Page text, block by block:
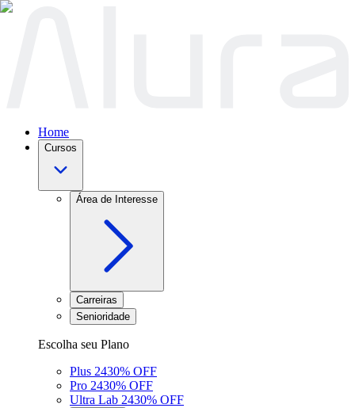
Home
Cursos
Área de Interesse
Carreiras
Senioridade
Escolha seu Plano
Plus 2430% OFF
Pro 2430% OFF
Ultra Lab 2430% OFF